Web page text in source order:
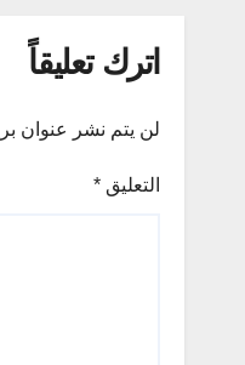
اترك تعليقاً
لن يتم نشر عنوان
التعليق *